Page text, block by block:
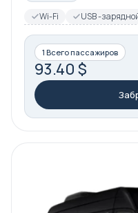
Wi-Fi
USB -
1 Всего пассажиров
93.40 $